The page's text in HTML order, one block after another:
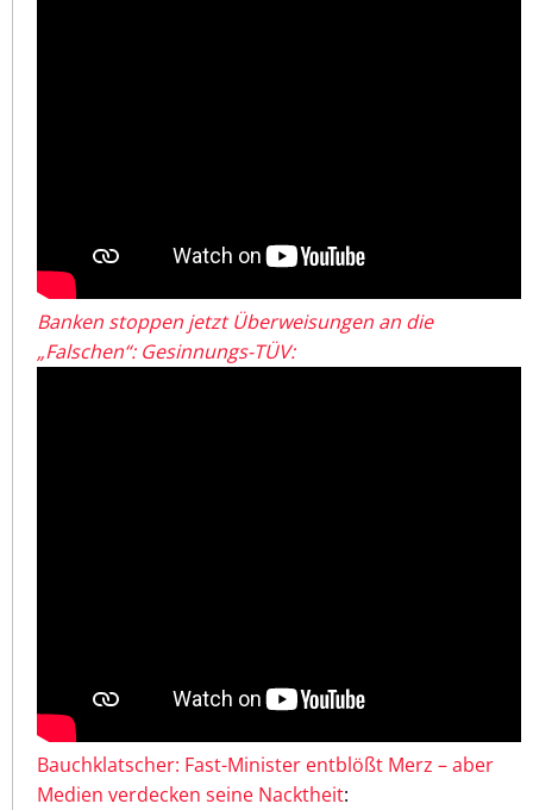
Banken stoppen jetzt Überweisungen an die
„Falschen“: Gesinnungs-TÜV:
Bauchklatscher: Fast-Minister entblößt Merz – aber
Medien verdecken seine Nacktheit: